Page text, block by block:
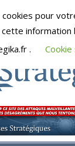
août 9,
pour
information
.